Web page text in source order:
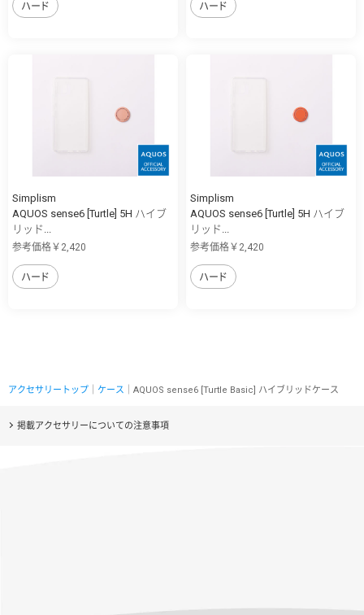
ハード ハード
Simplism
AQUOS sense6 [Turtle] 5H ハイブ
リッド...
参考価格￥2,420
ハード
Simplism
AQUOS sense6 [Turtle] 5H ハイブ
リッド...
参考価格￥2,420
ハード
アクセサリートップ ケース ｜AQUOS sense6 [Turtle Basic] ハイブリッドケース
掲載アクセサリーについての注意事項